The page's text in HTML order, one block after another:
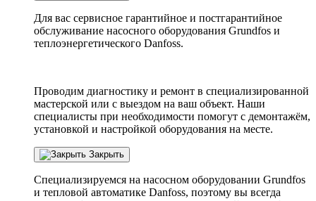
Для вас сервисное гарантийное и постгарантийное
обслуживание насосного оборудования Grundfos и
теплоэнергетического Danfoss.
Проводим диагностику и ремонт в специализированной
мастерской или с выездом на ваш объект. Наши
специалисты при необходимости помогут с демонтажём,
установкой и настройкой оборудования на месте.
Закрыть
Специализируемся на насосном оборудовании Grundfos
и тепловой автоматике Danfoss, поэтому вы всегда